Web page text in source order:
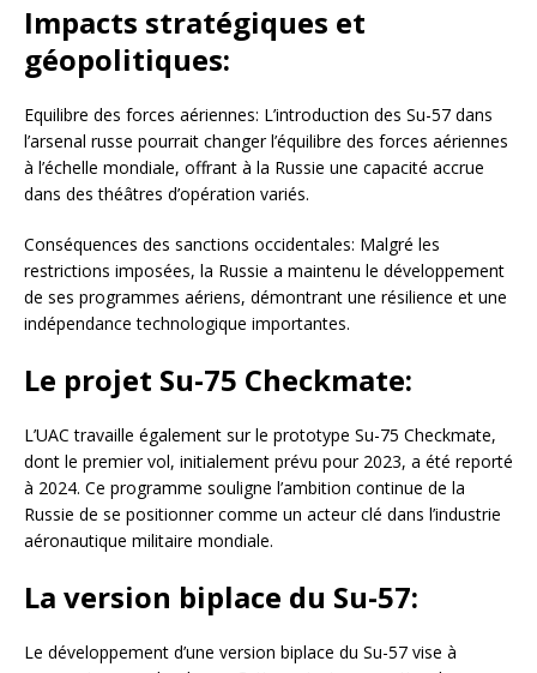
Impacts stratégiques et
géopolitiques:
Equilibre des forces aériennes: L’introduction des Su-57 dans
l’arsenal russe pourrait changer l’équilibre des forces aériennes
à l’échelle mondiale, offrant à la Russie une capacité accrue
dans des théâtres d’opération variés.
Conséquences des sanctions occidentales: Malgré les
restrictions imposées, la Russie a maintenu le développement
de ses programmes aériens, démontrant une résilience et une
indépendance technologique importantes.
Le projet Su-75 Checkmate:
L’UAC travaille également sur le prototype Su-75 Checkmate,
dont le premier vol, initialement prévu pour 2023, a été reporté
à 2024. Ce programme souligne l’ambition continue de la
Russie de se positionner comme un acteur clé dans l’industrie
aéronautique militaire mondiale.
La version biplace du Su-57:
Le développement d’une version biplace du Su-57 vise à